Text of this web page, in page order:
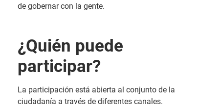
de gobernar con la gente.
¿Quién puede
participar?
La participación está abierta al conjunto de la
ciudadanía a través de diferentes canales.